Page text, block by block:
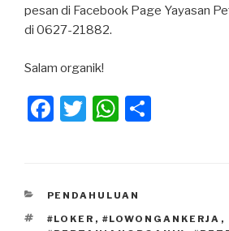
pesan di Facebook Page Yayasan
di 0627-21882.
Salam organik!
F
e
b
T
er
W
s
A
KATEGORI
PENDAHULUAN
TAG
#LOKER , #LOWONGANKERJA ,